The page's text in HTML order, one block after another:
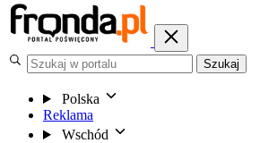
Szukaj
Polska
Reklama
Wschód